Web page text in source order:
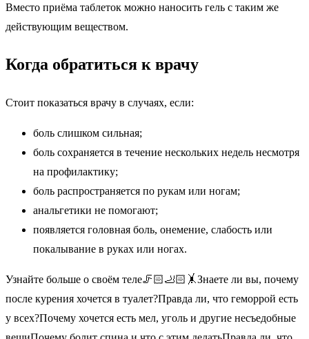
Вместо приёма таблеток можно наносить гель с таким же
действующим веществом.
Когда обратиться к врачу
Стоит показаться врачу в случаях, если:
боль слишком сильная;
боль сохраняется в течение нескольких недель несмотря
на профилактику;
боль распространяется по рукам или ногам;
анальгетики не помогают;
появляется головная боль, онемение, слабость или
покалывание в руках или ногах.
Узнайте больше о своём теле🦵🏻🦶🏻🤸Знаете ли вы, почему
после курения хочется в туалет?Правда ли, что геморрой есть
у всех?Почему хочется есть мел, уголь и другие несъедобные